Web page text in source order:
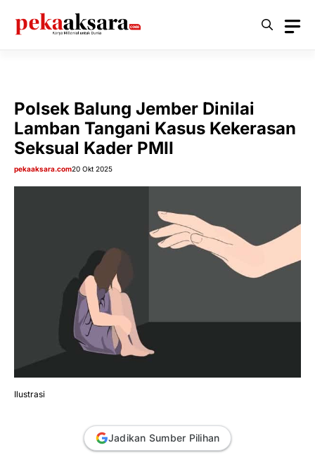
Polsek Balung Jember Dinilai
Lamban Tangani Kasus Kekerasan
Seksual Kader PMII
pekaaksara.com20 Okt 2025
Ilustrasi
Jadikan Sumber Pilihan